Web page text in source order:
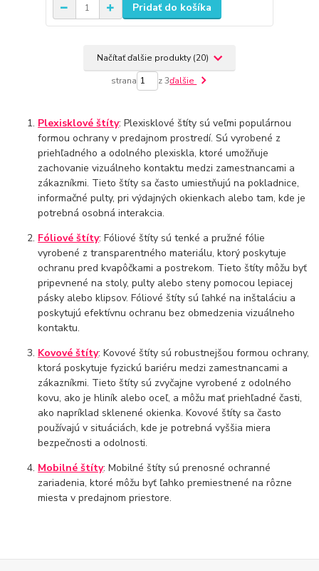
Pridať do košíka
Načítať ďalšie produkty (20)
strana z 3ďalšie
Plexisklové štíty: Plexisklové štíty sú veľmi populárnou
formou ochrany v predajnom prostredí. Sú vyrobené z
priehľadného a odolného plexiskla, ktoré umožňuje
zachovanie vizuálneho kontaktu medzi zamestnancami a
zákazníkmi. Tieto štíty sa často umiestňujú na pokladnice,
informačné pulty, pri výdajných okienkach alebo tam, kde je
potrebná osobná interakcia.
Fóliové štíty: Fóliové štíty sú tenké a pružné fólie
vyrobené z transparentného materiálu, ktorý poskytuje
ochranu pred kvapôčkami a postrekom. Tieto štíty môžu byť
pripevnené na stoly, pulty alebo steny pomocou lepiacej
pásky alebo klipsov. Fóliové štíty sú ľahké na inštaláciu a
poskytujú efektívnu ochranu bez obmedzenia vizuálneho
kontaktu.
Kovové štíty: Kovové štíty sú robustnejšou formou ochrany,
ktorá poskytuje fyzickú bariéru medzi zamestnancami a
zákazníkmi. Tieto štíty sú zvyčajne vyrobené z odolného
kovu, ako je hliník alebo oceľ, a môžu mať priehľadné časti,
ako napríklad sklenené okienka. Kovové štíty sa často
používajú v situáciách, kde je potrebná vyššia miera
bezpečnosti a odolnosti.
Mobilné štíty: Mobilné štíty sú prenosné ochranné
zariadenia, ktoré môžu byť ľahko premiestnené na rôzne
miesta v predajnom priestore.